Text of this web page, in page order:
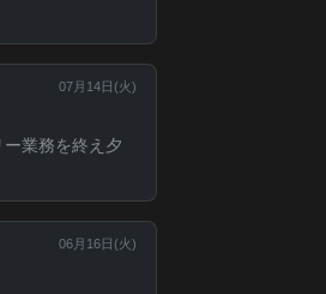
07月14日(火)
業務を終え夕
06月16日(火)